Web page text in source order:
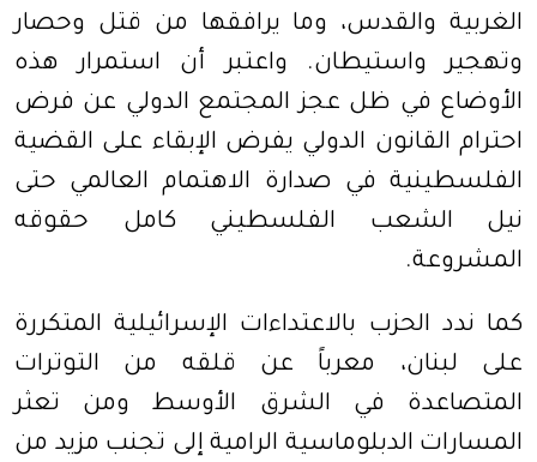
الغربية والقدس، وما يرافقها من قتل وحصار
وتهجير واستيطان. واعتبر أن استمرار هذه
الأوضاع في ظل عجز المجتمع الدولي عن فرض
احترام القانون الدولي يفرض الإبقاء على القضية
الفلسطينية في صدارة الاهتمام العالمي حتى
نيل الشعب الفلسطيني كامل حقوقه
المشروعة.
كما ندد الحزب بالاعتداءات الإسرائيلية المتكررة
على لبنان، معرباً عن قلقه من التوترات
المتصاعدة في الشرق الأوسط ومن تعثر
المسارات الدبلوماسية الرامية إلى تجنب مزيد من